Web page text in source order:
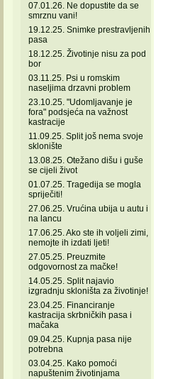
07.01.26. Ne dopustite da se
smrznu vani!
19.12.25. Snimke prestravljenih
pasa
18.12.25. Životinje nisu za pod
bor
03.11.25. Psi u romskim
naseljima drzavni problem
23.10.25. "Udomljavanje je
fora" podsjeća na važnost
kastracije
11.09.25. Split još nema svoje
sklonište
13.08.25. Otežano dišu i guše
se cijeli život
01.07.25. Tragedija se mogla
spriječiti!
27.06.25. Vrućina ubija u autu i
na lancu
17.06.25. Ako ste ih voljeli zimi,
nemojte ih izdati ljeti!
27.05.25. Preuzmite
odgovornost za mačke!
14.05.25. Split najavio
izgradnju skloništa za životinje!
23.04.25. Financiranje
kastracija skrbničkih pasa i
mačaka
09.04.25. Kupnja pasa nije
potrebna
03.04.25. Kako pomoći
napuštenim životinjama